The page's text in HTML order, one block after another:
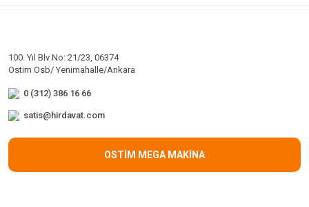
100. Yıl Blv No: 21/23, 06374
Ostim Osb/ Yenimahalle/Ankara
0 (312) 386 16 66
satis@hirdavat.com
OSTİM MEGA MAKİNA